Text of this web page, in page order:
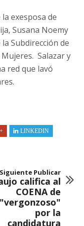
exesposa de
Susana Noemy
Subdirección de
Salazar y
red que lavó
LINKEDIN
Siguiente Publicar
califica al
COENA de
"vergonzoso"
por la
candidatura